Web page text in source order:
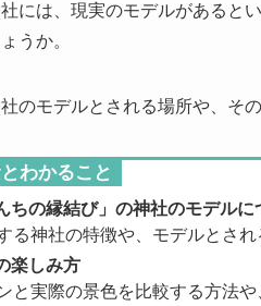
には、現実のモデルがあると
うか。
のモデルとされる場所や、そ
わかること
ちの縁結び」の神社のモデルに
る神社の特徴や、モデルとされ
楽しみ方
と実際の景色を比較する方法